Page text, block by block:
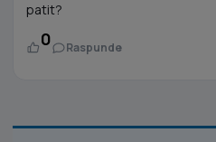
patit?
0 Raspunde